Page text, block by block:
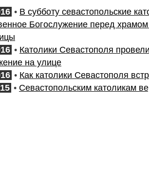
• В субботу севастопольские
Богослужение перед храмом
• Католики Севастополя
на улице
• Как католики Севастополя
• Севастопольским католикам